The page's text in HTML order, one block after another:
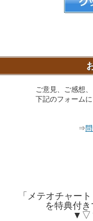
ご意見、ご感想
下記のフォーム
⇒
「メテオチャー
を特典付き